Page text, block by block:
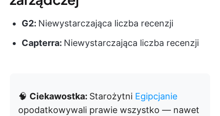
G2: Niewystarczająca liczba recenzji
Capterra: Niewystarczająca liczba recenzji
🧠 Ciekawostka: Starożytni Egipcjanie
opodatkowywali prawie wszystko — nawet